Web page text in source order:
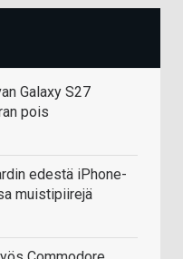
Galaxy S27
pois
edestä iPhone-
muistipiirejä